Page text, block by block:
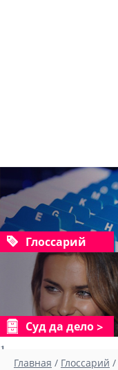
Глоссарий
Суд да дело
1
Главная / Глоссарий /